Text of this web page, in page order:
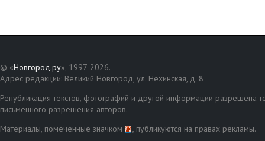
© «Новгород.ру», 1997-2026.
Адрес редакции: Великий Новгород, ул. Нехинская, д. 8
Републикация текстов, фотографий и другой информации разрешена
письменного разрешения авторов.
Материалы, помеченные значком
, публикуются на правах рекламы.